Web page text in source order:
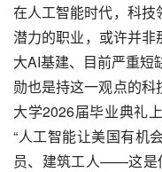
在人工智能时代，科
潜力的职业，或许并
大AI基建、目前严重短
勋也是持这一观点的
大学2026届毕业典礼
“人工智能让美国有机
员、建筑工人——这是